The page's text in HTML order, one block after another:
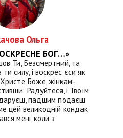
Ольга
БОГ…»
Ти, Безсмертний, та
силу, і воскрес єси як
Боже, жінкам-
Радуйтеся, і Твоїм
падшим подаєш
цей великодній кондак
мені, коли з